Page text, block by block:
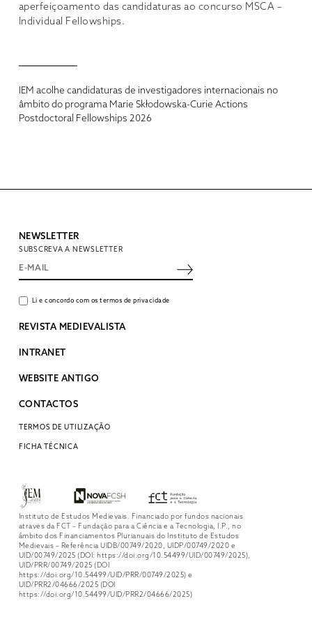
aperfeiçoamento das candidaturas ao concurso MSCA –
Individual Fellowships.
IEM acolhe candidaturas de investigadores internacionais no
âmbito do programa Marie Skłodowska-Curie Actions
Postdoctoral Fellowships 2026
NEWSLETTER
SUBSCREVA A NEWSLETTER
Li e concordo com os termos de privacidade
REVISTA MEDIEVALISTA
INTRANET
WEBSITE ANTIGO
CONTACTOS
TERMOS DE UTILIZAÇÃO
FICHA TÉCNICA
Instituto de Estudos Medievais. Financiado por fundos nacionais
através da FCT – Fundação para a Ciência e a Tecnologia, I.P., no
âmbito dos Financiamentos Plurianuais do Instituto de Estudos
Medievais – Referência UIDB/00749/2020, UIDP/00749/2020 e
UID/00749/2025 (DOI: https://doi.org/10.54499/UID/00749/2025),
UID/PRR/00749/2025 (DOI
https://doi.org/10.54499/UID/PRR/00749/2025) e
UID/PRR2/04666/2025 (DOI
https://doi.org/10.54499/UID/PRR2/04666/2025)